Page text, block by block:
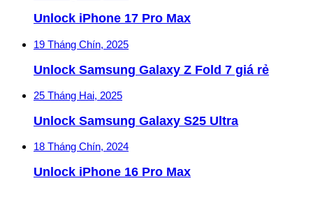
Unlock iPhone 17 Pro Max
19 Tháng Chín, 2025
Unlock Samsung Galaxy Z Fold 7 giá rẻ
25 Tháng Hai, 2025
Unlock Samsung Galaxy S25 Ultra
18 Tháng Chín, 2024
Unlock iPhone 16 Pro Max